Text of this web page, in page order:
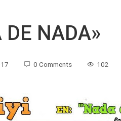
DE NADA»
0 Comments 102